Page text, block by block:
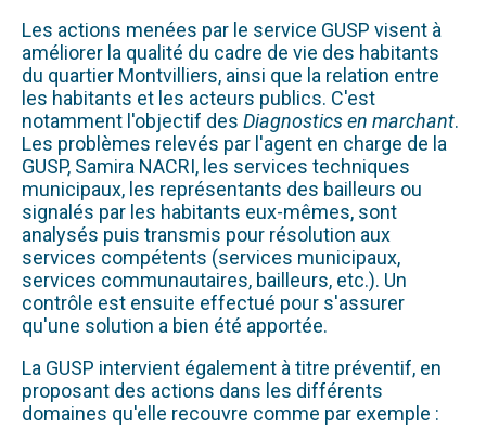
Les actions menées par le service GUSP visent à
améliorer la qualité du cadre de vie des habitants
du quartier Montvilliers, ainsi que la relation entre
les habitants et les acteurs publics. C'est
notamment l'objectif des Diagnostics en marchant.
Les problèmes relevés par l'agent en charge de la
GUSP, Samira NACRI, les services techniques
municipaux, les représentants des bailleurs ou
signalés par les habitants eux-mêmes, sont
analysés puis transmis pour résolution aux
services compétents (services municipaux,
services communautaires, bailleurs, etc.). Un
contrôle est ensuite effectué pour s'assurer
qu'une solution a bien été apportée.
La GUSP intervient également à titre préventif, en
proposant des actions dans les différents
domaines qu'elle recouvre comme par exemple :